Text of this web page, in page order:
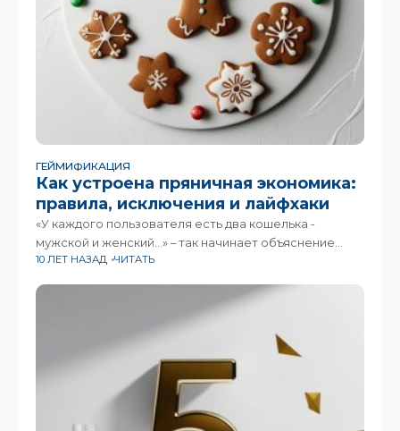
ГЕЙМИФИКАЦИЯ
Как устроена пряничная экономика:
правила, исключения и лайфхаки
«У каждого пользователя есть два кошелька -
мужской и женский...» – так начинает объяснение
пряничной экономики клиенту наша имбирная фея
10 ЛЕТ НАЗАД ЧИТАТЬ